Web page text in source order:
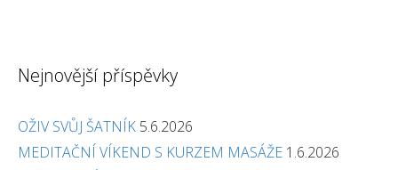
Nejnovější příspěvky
OŽIV SVŮJ ŠATNÍK 5.6.2026
MEDITAČNÍ VÍKEND S KURZEM MASÁŽE 1.6.2026